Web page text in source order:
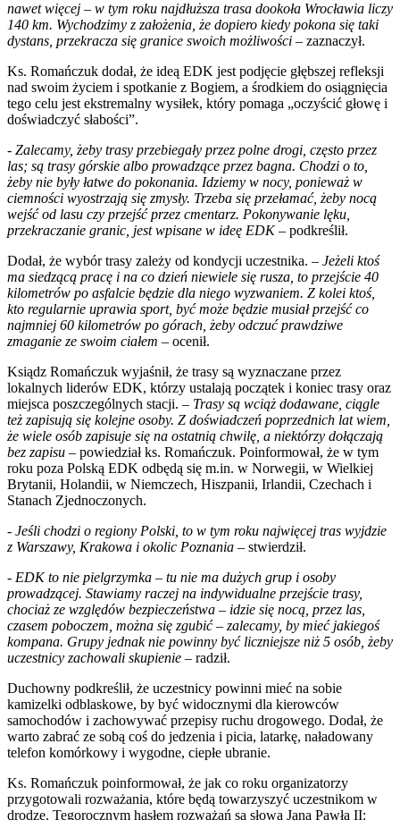
nawet więcej – w tym roku najdłuższa trasa dookoła Wrocławia liczy
140 km. Wychodzimy z założenia, że dopiero kiedy pokona się taki
dystans, przekracza się granice swoich możliwości – zaznaczył.
Ks. Romańczuk dodał, że ideą EDK jest podjęcie głębszej refleksji
nad swoim życiem i spotkanie z Bogiem, a środkiem do osiągnięcia
tego celu jest ekstremalny wysiłek, który pomaga „oczyścić głowę i
doświadczyć słabości”.
- Zalecamy, żeby trasy przebiegały przez polne drogi, często przez
las; są trasy górskie albo prowadzące przez bagna. Chodzi o to,
żeby nie były łatwe do pokonania. Idziemy w nocy, ponieważ w
ciemności wyostrzają się zmysły. Trzeba się przełamać, żeby nocą
wejść od lasu czy przejść przez cmentarz. Pokonywanie lęku,
przekraczanie granic, jest wpisane w ideę EDK– podkreślił.
Dodał, że wybór trasy zależy od kondycji uczestnika. – Jeżeli ktoś
ma siedzącą pracę i na co dzień niewiele się rusza, to przejście 40
kilometrów po asfalcie będzie dla niego wyzwaniem. Z kolei ktoś,
kto regularnie uprawia sport, być może będzie musiał przejść co
najmniej 60 kilometrów po górach, żeby odczuć prawdziwe
zmaganie ze swoim ciałem – ocenił.
Ksiądz Romańczuk wyjaśnił, że trasy są wyznaczane przez
lokalnych liderów EDK, którzy ustalają początek i koniec trasy oraz
miejsca poszczególnych stacji. – Trasy są wciąż dodawane, ciągle
też zapisują się kolejne osoby. Z doświadczeń poprzednich lat wiem,
że wiele osób zapisuje się na ostatnią chwilę, a niektórzy dołączają
bez zapisu – powiedział ks. Romańczuk. Poinformował, że w tym
roku poza Polską EDK odbędą się m.in. w Norwegii, w Wielkiej
Brytanii, Holandii, w Niemczech, Hiszpanii, Irlandii, Czechach i
Stanach Zjednoczonych.
- Jeśli chodzi o regiony Polski, to w tym roku najwięcej tras wyjdzie
z Warszawy, Krakowa i okolic Poznania – stwierdził.
- EDK to nie pielgrzymka – tu nie ma dużych grup i osoby
prowadzącej. Stawiamy raczej na indywidualne przejście trasy,
chociaż ze względów bezpieczeństwa – idzie się nocą, przez las,
czasem poboczem, można się zgubić – zalecamy, by mieć jakiegoś
kompana. Grupy jednak nie powinny być liczniejsze niż 5 osób, żeby
uczestnicy zachowali skupienie – radził.
Duchowny podkreślił, że uczestnicy powinni mieć na sobie
kamizelki odblaskowe, by być widocznymi dla kierowców
samochodów i zachowywać przepisy ruchu drogowego. Dodał, że
warto zabrać ze sobą coś do jedzenia i picia, latarkę, naładowany
telefon komórkowy i wygodne, ciepłe ubranie.
Ks. Romańczuk poinformował, że jak co roku organizatorzy
przygotowali rozważania, które będą towarzyszyć uczestnikom w
drodze. Tegorocznym hasłem rozważań są słowa Jana Pawła II: